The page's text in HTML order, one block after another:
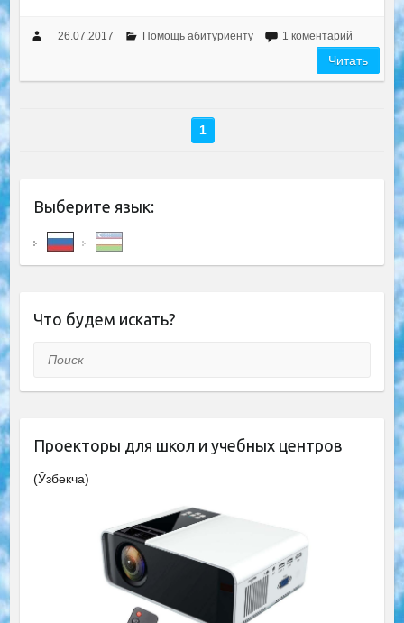
26.07.2017 Помощь абитуриенту 1 коментарий
Читать
1
Выберите язык:
Что будем искать?
Поиск
Проекторы для школ и учебных центров
(Ўзбекча)